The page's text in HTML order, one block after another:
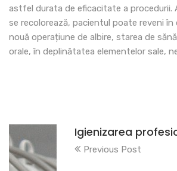
astfel durata de eficacitate a procedurii.
se recolorează, pacientul poate reveni
nouă operațiune de albire, starea de
orale, în deplinătatea elementelor sale,
Igienizarea
Previous Post